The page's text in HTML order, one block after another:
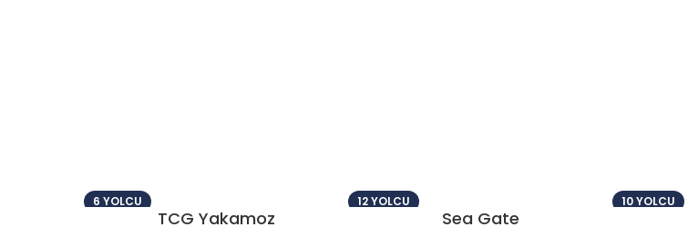
6 YOLCU
TCG Yakamoz
12 YOLCU
Sea Gate
10 YOLCU